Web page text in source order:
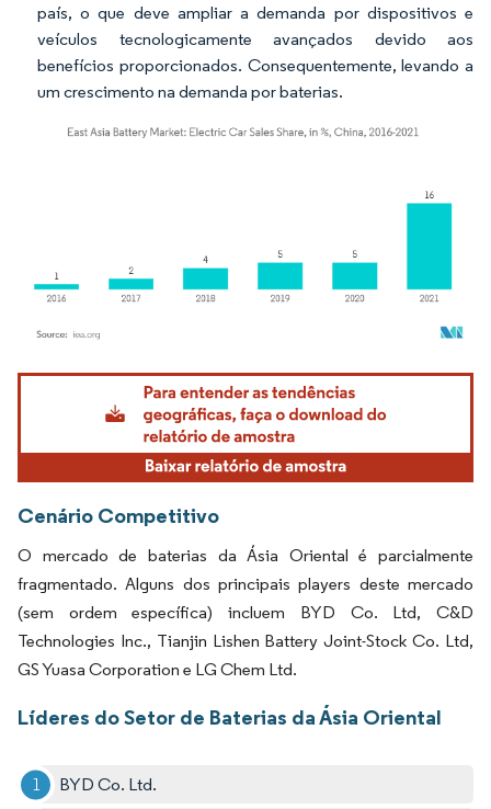
país, o que deve ampliar a demanda por dispositivos e
veículos tecnologicamente avançados devido aos
benefícios proporcionados. Consequentemente, levando a
um crescimento na demanda por baterias.
Imagem © Mordor Intelligence. O reuso requer atribuição conforme CC BY 4.0.
Cenário Competitivo
O mercado de baterias da Ásia Oriental é parcialmente
fragmentado. Alguns dos principais players deste mercado
(sem ordem específica) incluem BYD Co. Ltd, C&D
Technologies Inc., Tianjin Lishen Battery Joint-Stock Co. Ltd,
GS Yuasa Corporation e LG Chem Ltd.
Líderes do Setor de Baterias da Ásia Oriental
BYD Co. Ltd.